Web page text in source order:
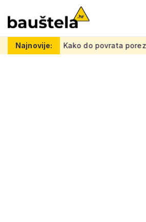
Najnovije:
mrežu Kako do povrata poreza za